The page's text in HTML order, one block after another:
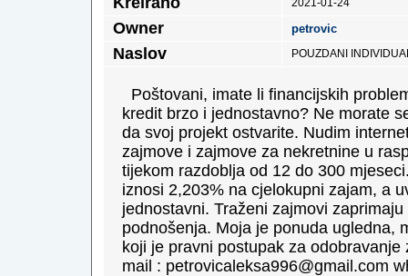
2021-01-24
Owner petrovic
Naslov POUZDANI
Poštovani, imate li financijskih
kredit brzo i jednostavno? Ne morate
da svoj projekt ostvarite. Nudim
zajmove i zajmove za nekretnine u
tijekom razdoblja od 12 do 300
iznosi 2,203% na cjelokupni zajam, a
jednostavni. Traženi zajmovi
podnošenja. Moja je ponuda ugledna,
koji je pravni postupak za
mail : petrovicaleksa996@gmail.com